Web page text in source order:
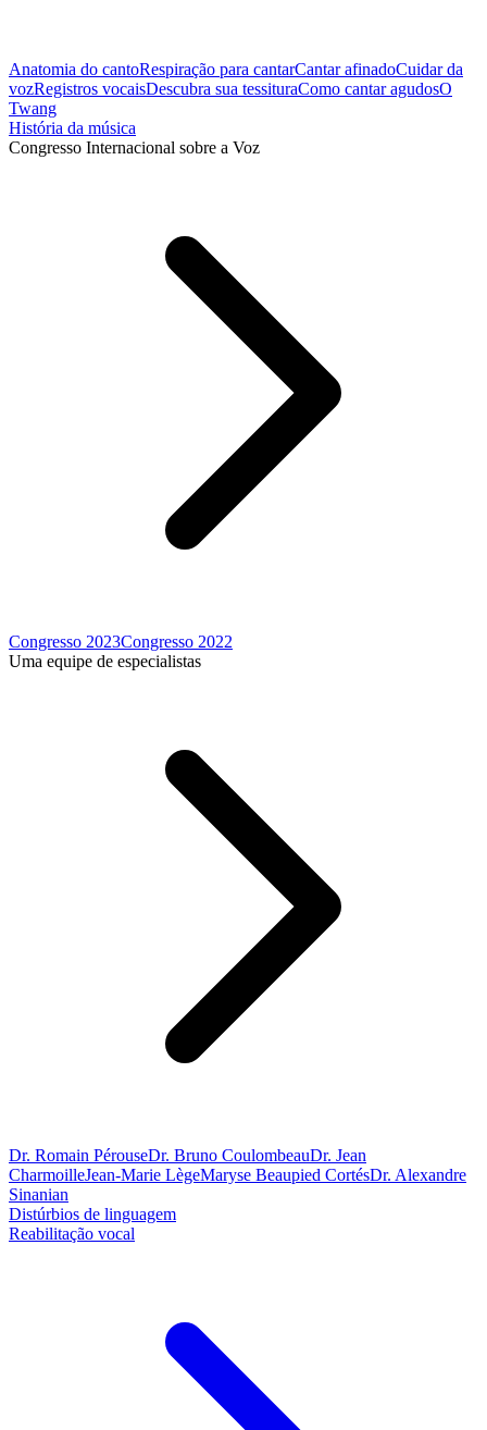
Anatomia do cantoRespiração para cantarCantar afinadoCuidar da
vozRegistros vocaisDescubra sua tessituraComo cantar agudosO
Twang
História da música
Congresso Internacional sobre a Voz
Congresso 2023Congresso 2022
Uma equipe de especialistas
Dr. Romain PérouseDr. Bruno CoulombeauDr. Jean
CharmoilleJean-Marie LègeMaryse Beaupied CortésDr. Alexandre
Sinanian
Distúrbios de linguagem
Reabilitação vocal